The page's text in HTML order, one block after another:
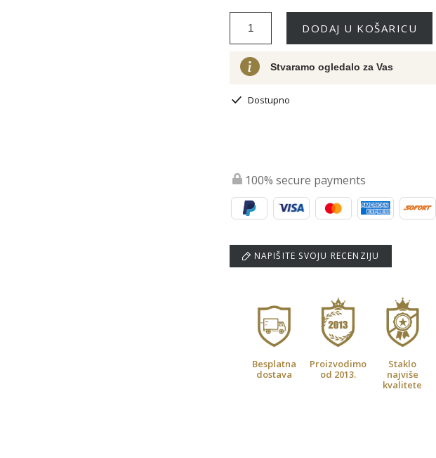
DODAJ U KOŠARICU
Stvaramo ogledalo za Vas
Dostupno
100% secure payments
NAPIŠITE SVOJU RECENZIJU
Besplatna
dostava
Proizvodimo
od 2013.
Staklo
najviše
kvalitete